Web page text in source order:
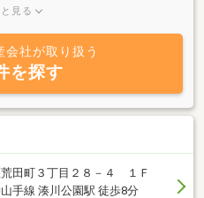
ております。社員の平均年齢は
産業の経験も豊富です。社員６
許を持っております。社員一
」をモットーにしておりますの
しては、是非、お気軽にご連絡
おります。
見る
会社が取り扱う
を探す
田町３丁目２８－４ １Ｆ
手線 湊川公園駅 徒歩8分